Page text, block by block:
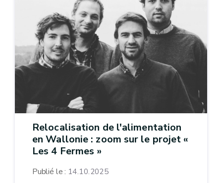
Relocalisation de l'alimentation
en Wallonie : zoom sur le projet «
Les 4 Fermes »
Publié le : 14.10.2025